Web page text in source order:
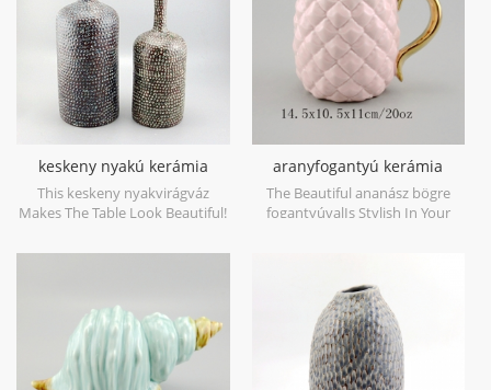
keskeny nyakú kerámia
vintage váza
This keskeny nyakvirágváz
Makes The Table Look Beautiful!
aranyfogantyú kerámia
ananász bögre
The Beautiful ananász bögre
fogantyúvalIs Stylish In Your